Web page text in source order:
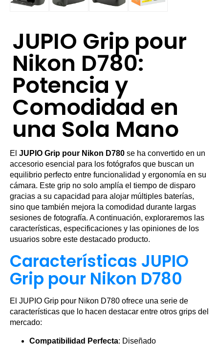
JUPIO Grip pour
Nikon D780:
Potencia y
Comodidad en
una Sola Mano
El JUPIO Grip pour Nikon D780 se ha convertido en un
accesorio esencial para los fotógrafos que buscan un
equilibrio perfecto entre funcionalidad y ergonomía en su
cámara. Este grip no solo amplía el tiempo de disparo
gracias a su capacidad para alojar múltiples baterías,
sino que también mejora la comodidad durante largas
sesiones de fotografía. A continuación, exploraremos las
características, especificaciones y las opiniones de los
usuarios sobre este destacado producto.
Características JUPIO
Grip pour Nikon D780
El JUPIO Grip pour Nikon D780 ofrece una serie de
características que lo hacen destacar entre otros grips del
mercado:
Compatibilidad Perfecta: Diseñado